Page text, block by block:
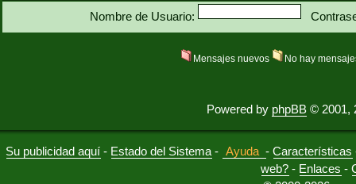
Nombre de Usuario:
Mensajes nuevos No hay
Powered by phpBB © 2001,
Su publicidad aquí - Estado del Sistema - Ayuda -Características
web? - Enlaces -